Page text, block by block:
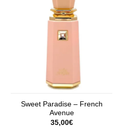
Sweet Paradise – French
Avenue
35,00€